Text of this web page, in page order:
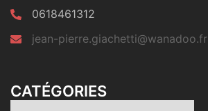
0618461312
jean-pierre.giachetti@wanadoo.fr
CATÉGORIES